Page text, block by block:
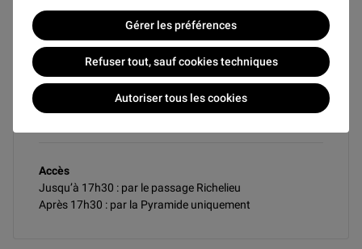
Gérer les préférences
Refuser tout, sauf cookies techniques
Autoriser tous les cookies
Les billets commandés par téléphone sont expédiés à
domicile 10 jours avant la date de la manifestation, sinon
les retirer en caisse.
Acheter avec la FNAC
Accès
Jusqu’à 17h30 : par le passage Richelieu
Après 17h30 : par la Pyramide uniquement